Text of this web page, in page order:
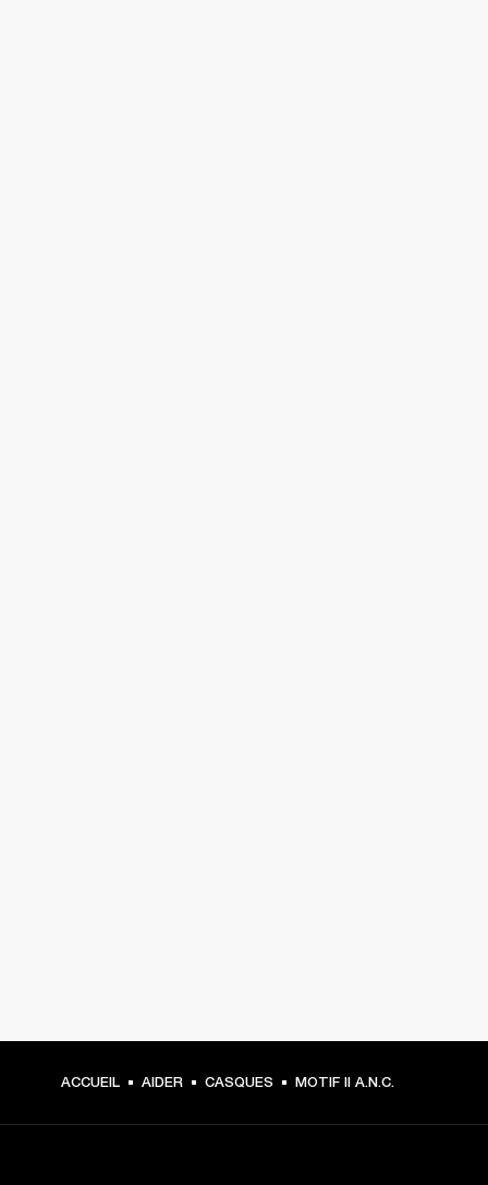
ACCUEIL AIDER CASQUES MOTIF II A.N.C.